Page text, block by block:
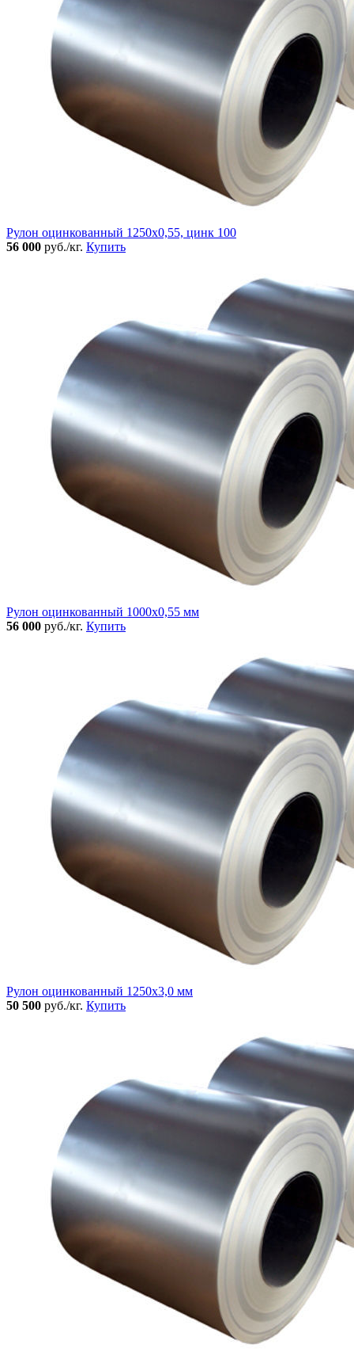
Рулон оцинкованный 1250х0,55, цинк 100
56 000 руб./кг. Купить
Рулон оцинкованный 1000х0,55 мм
56 000 руб./кг. Купить
Рулон оцинкованный 1250х3,0 мм
50 500 руб./кг. Купить